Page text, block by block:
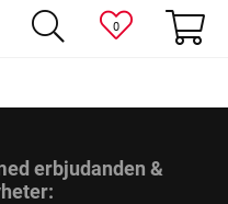
0
erbjudanden &